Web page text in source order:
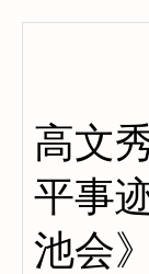
高文
平事
池会